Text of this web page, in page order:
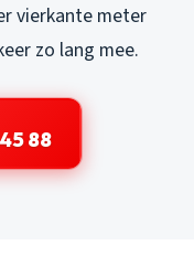
vierkante meter
zo lang mee.
88